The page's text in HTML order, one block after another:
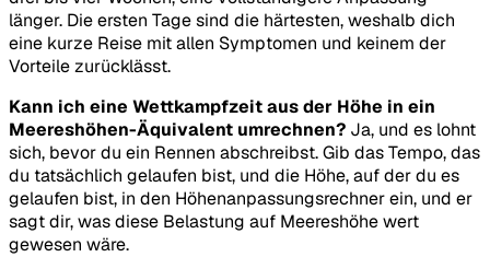
länger. Die ersten Tage sind die härtesten, weshalb dich
eine kurze Reise mit allen Symptomen und keinem der
Vorteile zurücklässt.
Kann ich eine Wettkampfzeit aus der Höhe in ein
Meereshöhen-Äquivalent umrechnen? Ja, und es lohnt
sich, bevor du ein Rennen abschreibst. Gib das Tempo, das
du tatsächlich gelaufen bist, und die Höhe, auf der du es
gelaufen bist, in den Höhenanpassungsrechner ein, und er
sagt dir, was diese Belastung auf Meereshöhe wert
gewesen wäre.